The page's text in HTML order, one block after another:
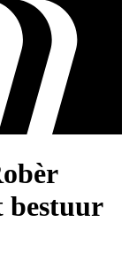
bestuur